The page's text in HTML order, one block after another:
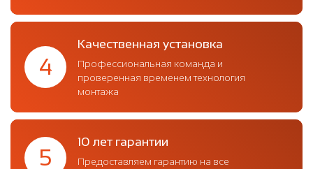
4
Качественная установка
Профессиональная команда и
проверенная временем технология
монтажа
5
10 лет гарантии
Предоставляем гарантию на все